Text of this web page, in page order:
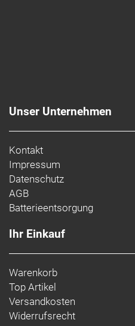
Unser Unternehmen
Kontakt
Impressum
Datenschutz
AGB
Batterieentsorgung
Ihr Einkauf
Warenkorb
Top Artikel
Versandkosten
Widerrufsrecht